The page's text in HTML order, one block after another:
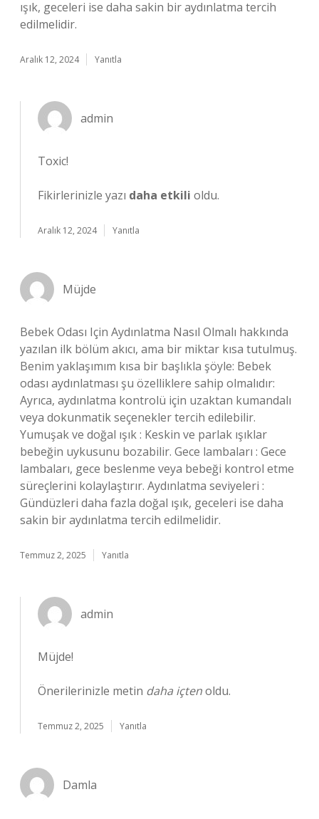
ışık, geceleri ise daha sakin bir aydınlatma tercih
edilmelidir.
Aralık 12, 2024 Yanıtla
admin
Toxic!
Fikirlerinizle yazı daha etkili oldu.
Aralık 12, 2024 Yanıtla
Müjde
Bebek Odası Için Aydınlatma Nasıl Olmalı hakkında
yazılan ilk bölüm akıcı, ama bir miktar kısa tutulmuş.
Benim yaklaşımım kısa bir başlıkla şöyle: Bebek
odası aydınlatması şu özelliklere sahip olmalıdır:
Ayrıca, aydınlatma kontrolü için uzaktan kumandalı
veya dokunmatik seçenekler tercih edilebilir.
Yumuşak ve doğal ışık : Keskin ve parlak ışıklar
bebeğin uykusunu bozabilir. Gece lambaları : Gece
lambaları, gece beslenme veya bebeği kontrol etme
süreçlerini kolaylaştırır. Aydınlatma seviyeleri :
Gündüzleri daha fazla doğal ışık, geceleri ise daha
sakin bir aydınlatma tercih edilmelidir.
Temmuz 2, 2025 Yanıtla
admin
Müjde!
Önerilerinizle metin daha içtenoldu.
Temmuz 2, 2025 Yanıtla
Damla